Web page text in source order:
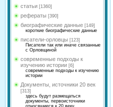
статьи [1360]
рефераты [390]
биографические данные [149]
короткие биографические данные
писатели-орловцы [123]
Писатели так или иначе связанные
с Орловщиной
современные подходы к
изучению истории [6]
современные подходы к изучению
истории
Документы, источники 20 век
[313]
здесь будут размещаться
документы, первоисточники
относящиеся к 20 веку.